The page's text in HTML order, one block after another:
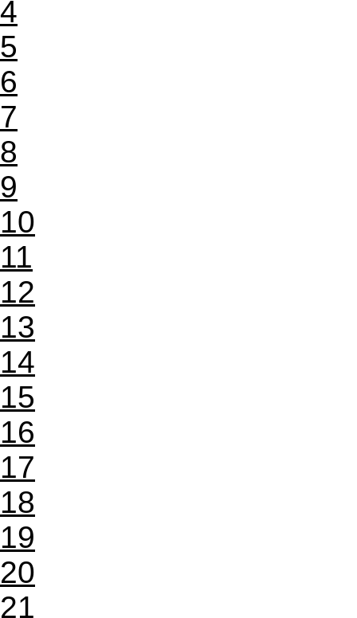
4
5
6
7
8
9
10
11
12
13
14
15
16
17
18
19
20
21